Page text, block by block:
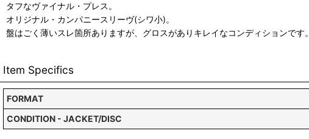
タフなヴァイナル・プレス。
オリジナル・カンパニースリーヴ(シワ小)。
盤はごく薄いスレ箇所ありますが、グロスがありキレイなコンディションです。
Item Specifics
FORMAT
CONDITION - JACKET/DISC